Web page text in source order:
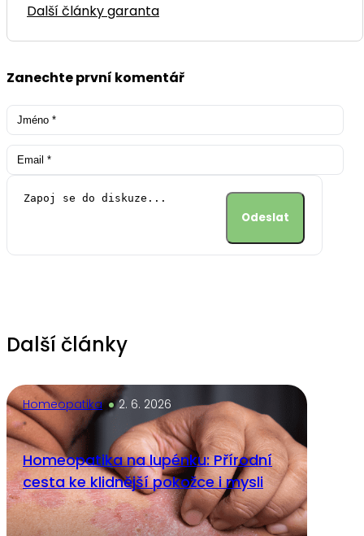
Další články garanta
Zanechte první komentář
Další články
Homeopatika 2. 6. 2026
Homeopatika na lupénku: Přírodní
cesta ke klidnější pokožce i mysli